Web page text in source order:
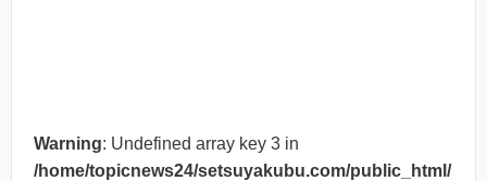
Warning: Undefined array key 3 in
/home/topicnews24/setsuyakubu.com/public_html/